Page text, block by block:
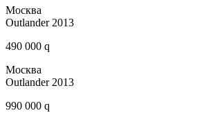
Москва
Outlander 2013
490 000 q
Москва
Outlander 2013
990 000 q